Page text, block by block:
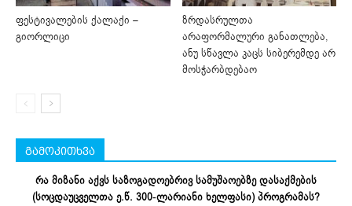
ფესტივალების ქალაქი –
გიორლიცი
ზრდასრულთა
არაფორმალური განათლება,
ანუ სწავლა კაცს სიბერემდე არ
მოსჭარბდებაო
გამოკითხვა
რა მიზანი აქვს საზოგადოებრივ სამუშაოებზე დასაქმების
(სოცდაუცველთა ე.წ. 300-ლარიანი ხელფასი) პროგრამას?